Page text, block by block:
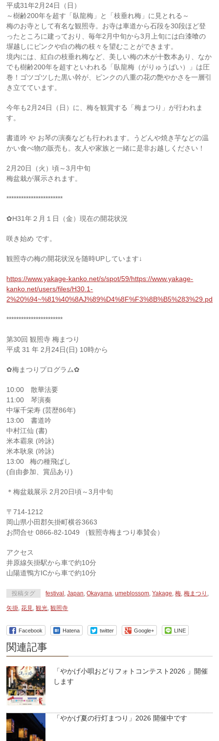
平成31年2月24日（日）
～樹齢200年を超す「臥龍梅」と「枝垂れ梅」に見とれる～
梅のお寺として有名な観照寺。お寺は車道から石段を30段ほど登
ったところに建っており、毎年2月中旬から3月上旬には白漆喰の
塀越しにピンクや白の梅の枝々を望むことができます。
境内には、紅白の枝垂れ梅など、美しい梅の木が十数本あり、なか
でも樹齢200年を超すといわれる「臥龍梅（がりゅうばい）」は圧
巻！ゴツゴツした黒い幹が、ピンクの八重の花の艶やかさを一層引
き立てています。
今年も2月24日（日）に、梅を観賞する「梅まつり」が行われま
す。
書道吟 や お琴の演奏なども行われます。うどんや焼き芋などの温
かい食べ物の販売も。友人や家族と一緒に是非お越しください！
2月20日（火）頃～3月中旬
梅盆栽が展示されます。
***********************
✿H31年２月１日（金）現在の開花状況
咲き始め です。
観照寺の梅の開花状況を随時UPしています↓
https://www.yakage-kanko.net/s/spot/59/https://www.yakage-
kanko.net/users/files/H30.1-
2%20%94~%81%40%8AJ%89%D4%8F%F3%8B%B5%283%29.pdf
***********************
第30回 観照寺 梅まつり
平成 31 年 2月24日(日) 10時から
✿梅まつりプログラム✿
10:00 散華法要
11:00 琴演奏
中塚千栄寿 (芸歴86年)
13:00 書道吟
中村江仙 (書)
米本霸泉 (吟詠)
米本耿泉 (吟詠)
13:00 梅の種飛ばし
(自由参加、賞品あり)
＊梅盆栽展示 2月20日頃～3月中旬
〒714-1212
岡山県小田郡矢掛町横谷3663
お問合せ 0866-82-1049 （観照寺梅まつり奉賛会）
アクセス
井原線矢掛駅から車で約10分
山陽道鴨方ICから車で約10分
投稿タグ festival ,Japan,Okayama,umeblossom,Yakage,梅,梅まつり ,
矢掛,花見,観光,観照寺
Facebook Hatena twitter Google+ LINE
関連記事
「やかげ小唄おどりフォトコンテスト2026 」開催
します
「やかげ夏の行灯まつり」2026 開催中です